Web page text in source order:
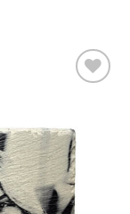
produits
favoris